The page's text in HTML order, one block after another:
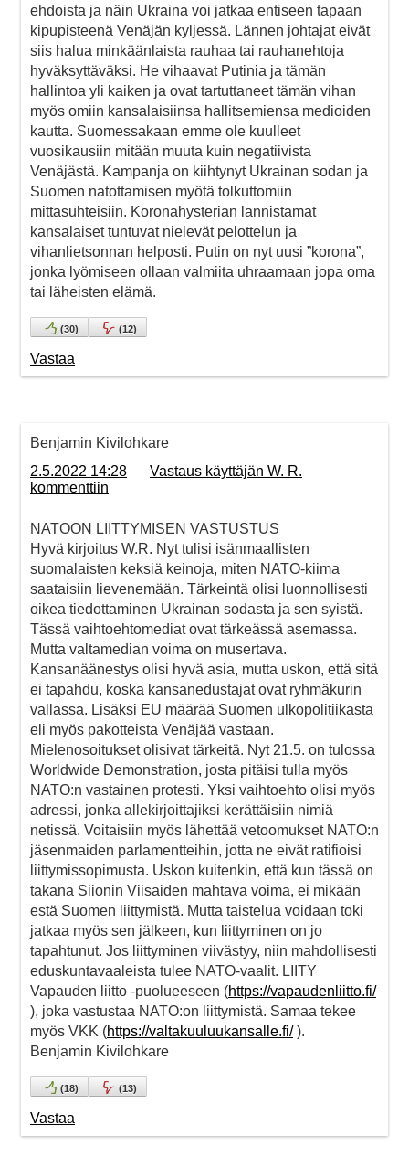
ehdoista ja näin Ukraina voi jatkaa entiseen tapaan
kipupisteenä Venäjän kyljessä. Lännen johtajat eivät
siis halua minkäänlaista rauhaa tai rauhanehtoja
hyväksyttäväksi. He vihaavat Putinia ja tämän
hallintoa yli kaiken ja ovat tartuttaneet tämän vihan
myös omiin kansalaisiinsa hallitsemiensa medioiden
kautta. Suomessakaan emme ole kuulleet
vuosikausiin mitään muuta kuin negatiivista
Venäjästä. Kampanja on kiihtynyt Ukrainan sodan ja
Suomen natottamisen myötä tolkuttomiin
mittasuhteisiin. Koronahysterian lannistamat
kansalaiset tuntuvat nielevät pelottelun ja
vihanlietsonnan helposti. Putin on nyt uusi ”korona”,
jonka lyömiseen ollaan valmiita uhraamaan jopa oma
tai läheisten elämä.
(30) (12)
Vastaa
Benjamin Kivilohkare
2.5.2022 14:28
Vastaus käyttäjän W. R.
kommenttiin
NATOON LIITTYMISEN VASTUSTUS
Hyvä kirjoitus W.R. Nyt tulisi isänmaallisten
suomalaisten keksiä keinoja, miten NATO-kiima
saataisiin lievenemään. Tärkeintä olisi luonnollisesti
oikea tiedottaminen Ukrainan sodasta ja sen syistä.
Tässä vaihtoehtomediat ovat tärkeässä asemassa.
Mutta valtamedian voima on musertava.
Kansanäänestys olisi hyvä asia, mutta uskon, että sitä
ei tapahdu, koska kansanedustajat ovat ryhmäkurin
vallassa. Lisäksi EU määrää Suomen ulkopolitiikasta
eli myös pakotteista Venäjää vastaan.
Mielenosoitukset olisivat tärkeitä. Nyt 21.5. on tulossa
Worldwide Demonstration, josta pitäisi tulla myös
NATO:n vastainen protesti. Yksi vaihtoehto olisi myös
adressi, jonka allekirjoittajiksi kerättäisiin nimiä
netissä. Voitaisiin myös lähettää vetoomukset NATO:n
jäsenmaiden parlamentteihin, jotta ne eivät ratifioisi
liittymissopimusta. Uskon kuitenkin, että kun tässä on
takana Siionin Viisaiden mahtava voima, ei mikään
estä Suomen liittymistä. Mutta taistelua voidaan toki
jatkaa myös sen jälkeen, kun liittyminen on jo
tapahtunut. Jos liittyminen viivästyy, niin mahdollisesti
eduskuntavaaleista tulee NATO-vaalit. LIITY
Vapauden liitto -puolueeseen (https://vapaudenliitto.fi/
), joka vastustaa NATO:on liittymistä. Samaa tekee
myös VKK (https://valtakuuluukansalle.fi/).
Benjamin Kivilohkare
(18) (13)
Vastaa